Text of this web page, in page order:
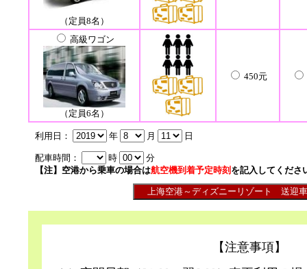
（定員8名）
高級ワゴン
（定員6名）
450元
利用日： 年 月 日
配車時間： 時
分
【注】空港から乗車の場合は航空機到着予定時刻 を記入してくださ
【注意事項】